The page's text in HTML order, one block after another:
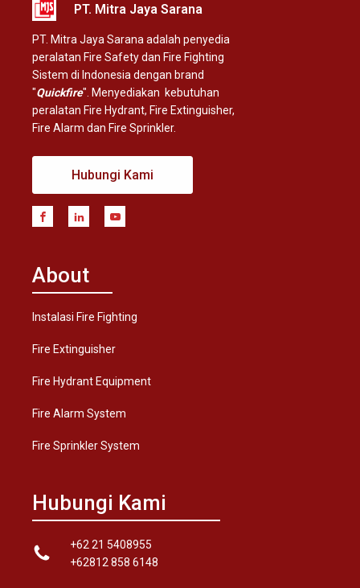
PT. Mitra Jaya Sarana
PT. Mitra Jaya Sarana adalah penyedia
peralatan Fire Safety dan Fire Fighting
Sistem di Indonesia dengan brand
"Quickfire". Menyediakan kebutuhan
peralatan Fire Hydrant, Fire Extinguisher,
Fire Alarm dan Fire Sprinkler.
Hubungi Kami
About
Instalasi Fire Fighting
Fire Extinguisher
Fire Hydrant Equipment
Fire Alarm System
Fire Sprinkler System
Hubungi Kami
+62 21 5408955
+62812 858 6148